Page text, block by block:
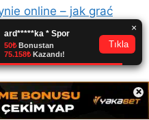
×
online – jak grać
the chicken road offer
and escalating
pro maximální